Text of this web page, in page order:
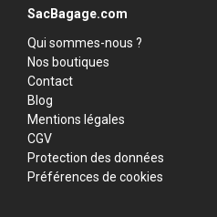
SacBagage.com
Qui sommes-nous ?
Nos boutiques
Contact
Blog
Mentions légales
CGV
Protection des données
Préférences de cookies